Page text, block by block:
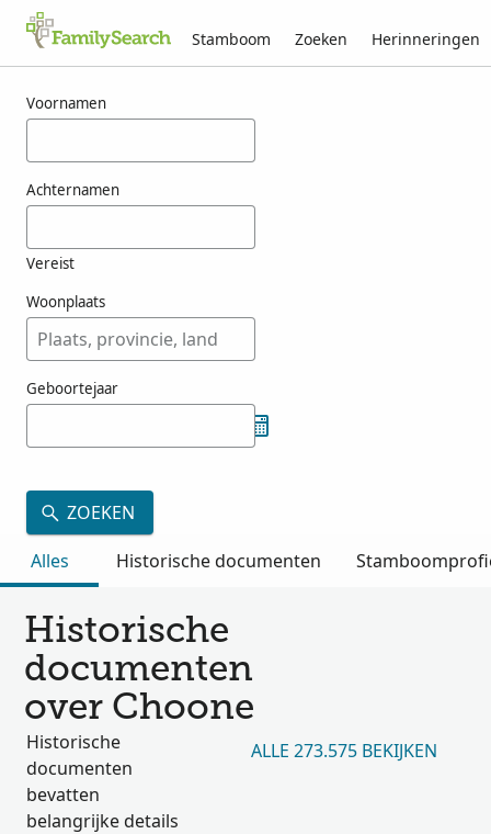
Stamboom Zoeken Herinneringen
Voornamen
Achternamen
Vereist
Woonplaats
Geboortejaar
ZOEKEN
Alles
Historische documenten
Historische
documenten
over Choone
Historische
documenten
bevatten
belangrijke details
ALLE 273.575 BEKIJKEN